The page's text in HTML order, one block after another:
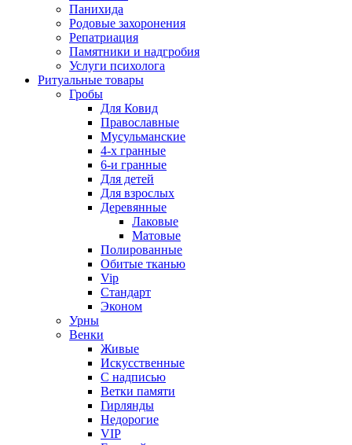
Панихида
Родовые захоронения
Репатриация
Памятники и надгробия
Услуги психолога
Ритуальные товары
Гробы
Для Ковид
Православные
Мусульманские
4-х гранные
6-и гранные
Для детей
Для взрослых
Деревянные
Лаковые
Матовые
Полированные
Обитые тканью
Vip
Стандарт
Эконом
Урны
Венки
Живые
Искусственные
С надписью
Ветки памяти
Гирлянды
Недорогие
VIP